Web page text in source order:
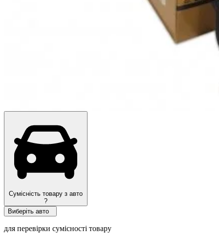
Сумісність товару з авто
?
Виберіть авто
для перевірки сумісності товару